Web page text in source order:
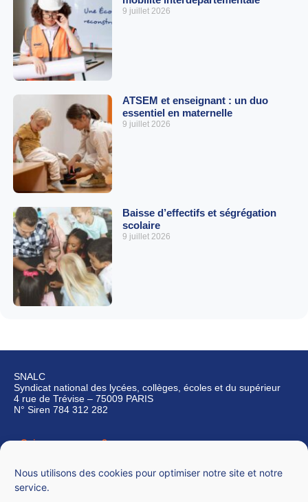
Nous utilisons des cookies pour optimiser notre site et notre
service.
9 juillet 2026
ATSEM et enseignant : un duo
essentiel en maternelle
9 juillet 2026
Baisse d’effectifs et ségrégation
scolaire
9 juillet 2026
SNALC
Syndicat national des lycées, collèges, écoles et du supérieur
4 rue de Trévise – 75009 PARIS
N° Siren 784 312 282
Qui sommes-nous ?